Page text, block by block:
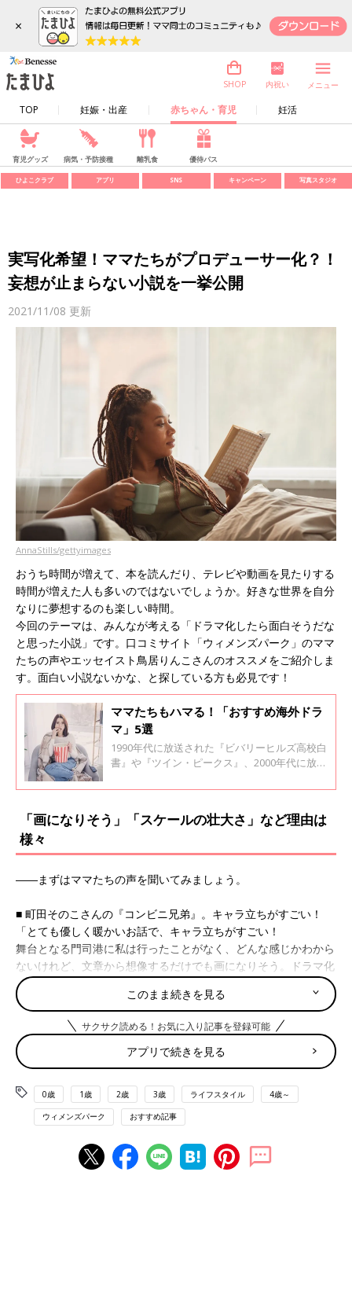
×
TOP 妊娠・出産 赤ちゃん・育児 妊活
SHOP 内祝い メニュー
育児グッズ 病気・予防接種 離乳食 優待パス
ひよこクラブ アプリ SNS キャンペーン 写真スタジオ
実写化希望！ママたちがプロデューサー化？！
妄想が止まらない小説を一挙公開
2021/11/08 更新
AnnaStills/gettyimages
おうち時間が増えて、本を読んだり、テレビや動画を見たりする
時間が増えた人も多いのではないでしょうか。好きな世界を自分
なりに夢想するのも楽しい時間。
今回のテーマは、みんなが考える「ドラマ化したら面白そうだな
と思った小説」です。口コミサイト「ウィメンズパーク」のママ
たちの声やエッセイスト鳥居りんこさんのオススメをご紹介しま
す。面白い小説ないかな、と探している方も必見です！
ママたちもハマる！「おすすめ海外ドラ
マ」5選
1990年代に放送された『ビバリーヒルズ高校白
書』や『ツイン・ピークス』、2000年代に放送
日本でも人気を呼んだ海外ドラマは数々ありま
開のスピーディさにハマったママもいるのでは
から、ママたちの「おすすめ海外ドラマ」をピ
「画になりそう」「スケールの壮大さ」など理由は
様々
――まずはママたちの声を聞いてみましょう。
■ 町田そのこさんの『コンビニ兄弟』。キャラ立ちがすごい！
「とても優しく暖かいお話で、キャラ立ちがすごい！
舞台となる門司港に私は行ったことがなく、どんな感じかわから
ないけれど、文章から想像するだけでも画になりそう。ドラマ化
したら面白そうだなと思いました。
配役の希望は…フェロモン店長もとい志波店長に志尊淳さん、ツ
ギさんに斎藤工さん、樹恵琉ちゃんに橋本環奈ちゃん。
それぞれのエピソードに出てくる方々もいろいろと思い浮かべて
はグフグフ……」
■ バイオレンスアクション満載の松岡圭祐さんの『高校事変』
「バイオレンスアクション満載なので、実写化は大変そうです
がった美形がいいですね。他に似た感じの人いないかな〜」
このまま続きを見る
サクサク読める！お気に入り記事を登録可能
アプリで続きを見る
0歳 1歳 2歳 3歳 ライフスタイル 4歳～
ウィメンズパーク おすすめ記事